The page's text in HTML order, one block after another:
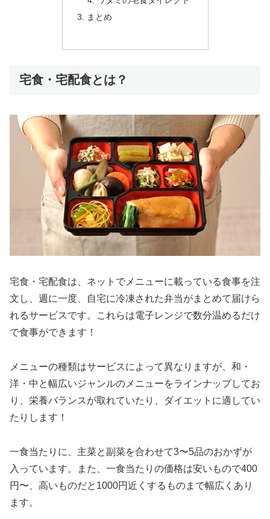
まとめ
宅食・宅配食とは？
宅食・宅配食は、ネットでメニューに載っている食事を注
文し、週に一度、自宅に冷凍された弁当がまとめて届けら
れるサービスです。これらは電子レンジで数分温めるだけ
で食事ができます！
メニューの種類はサービスによって異なりますが、和・
洋・中と幅広いジャンルのメニューをラインナップしてお
り、栄養バランスが取れていたり、ダイエットに適してい
たりします！
一食当たりに、主菜と副菜を合わせて3〜5品のおかずが
入っています。また、一食当たりの価格は安いもので400
円〜、高いものだと1000円近くするものまで幅広くあり
ます。